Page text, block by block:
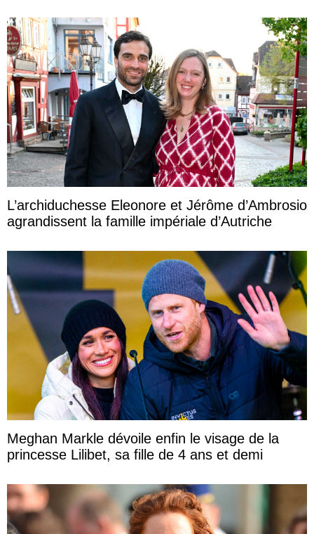
L’archiduchesse Eleonore et Jérôme d’Ambrosio
agrandissent la famille impériale d’Autriche
Meghan Markle dévoile enfin le visage de la
princesse Lilibet, sa fille de 4 ans et demi